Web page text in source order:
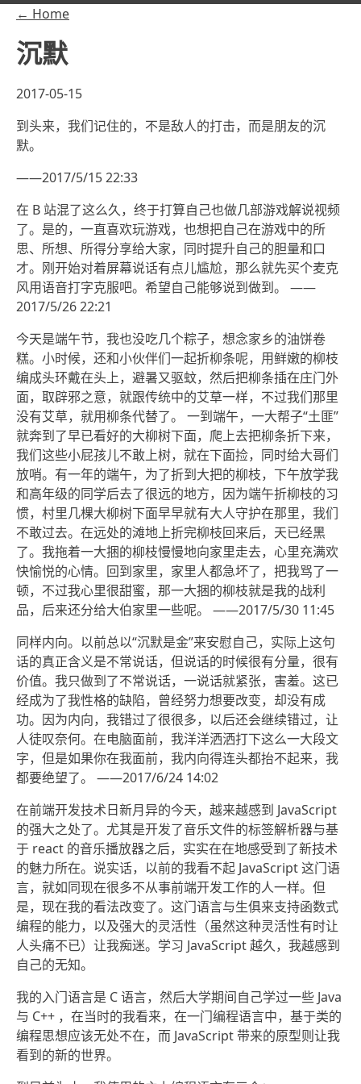
← Home
沉默
2017-05-15
到头来，我们记住的，不是敌人的打击，而是朋友的沉
默。
——2017/5/15 22:33
在 B 站混了这么久，终于打算自己也做几部游戏解说视频
了。是的，一直喜欢玩游戏，也想把自己在游戏中的所
思、所想、所得分享给大家，同时提升自己的胆量和口
才。刚开始对着屏幕说话有点儿尴尬，那么就先买个麦克
风用语音打字克服吧。希望自己能够说到做到。 ——
2017/5/26 22:21
今天是端午节，我也没吃几个粽子，想念家乡的油饼卷
糕。小时候，还和小伙伴们一起折柳条呢，用鲜嫩的柳枝
编成头环戴在头上，避暑又驱蚊，然后把柳条插在庄门外
面，取辟邪之意，就跟传统中的艾草一样，不过我们那里
没有艾草，就用柳条代替了。 一到端午，一大帮子“土匪”
就奔到了早已看好的大柳树下面，爬上去把柳条折下来，
我们这些小屁孩儿不敢上树，就在下面捡，同时给大哥们
放哨。有一年的端午，为了折到大把的柳枝，下午放学我
和高年级的同学后去了很远的地方，因为端午折柳枝的习
惯，村里几棵大柳树下面早早就有大人守护在那里，我们
不敢过去。在远处的滩地上折完柳枝回来后，天已经黑
了。我拖着一大捆的柳枝慢慢地向家里走去，心里充满欢
快愉悦的心情。回到家里，家里人都急坏了，把我骂了一
顿，不过我心里很甜蜜，那一大捆的柳枝就是我的战利
品，后来还分给大伯家里一些呢。 ——2017/5/30 11:45
同样内向。以前总以“沉默是金”来安慰自己，实际上这句
话的真正含义是不常说话，但说话的时候很有分量，很有
价值。我只做到了不常说话，一说话就紧张，害羞。这已
经成为了我性格的缺陷，曾经努力想要改变，却没有成
功。因为内向，我错过了很很多，以后还会继续错过，让
人徒叹奈何。在电脑面前，我洋洋洒洒打下这么一大段文
字，但是如果你在我面前，我内向得连头都抬不起来，我
都要绝望了。 ——2017/6/24 14:02
在前端开发技术日新月异的今天，越来越感到 JavaScript
的强大之处了。尤其是开发了音乐文件的标签解析器与基
于 react 的音乐播放器之后，实实在在地感受到了新技术
的魅力所在。说实话，以前的我看不起 JavaScript 这门语
言，就如同现在很多不从事前端开发工作的人一样。但
是，现在我的看法改变了。这门语言与生俱来支持函数式
编程的能力，以及强大的灵活性（虽然这种灵活性有时让
人头痛不已）让我痴迷。学习 JavaScript 越久，我越感到
自己的无知。
我的入门语言是 C 语言，然后大学期间自己学过一些 Java
与 C++ ，在当时的我看来，在一门编程语言中，基于类的
编程思想应该无处不在，而 JavaScript 带来的原型则让我
看到的新的世界。